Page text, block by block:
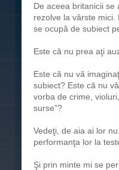
De aceea britanicii
rezolve la vârste
se ocupă de subiect
Este că nu prea aţi
Este că nu vă
subiect? Este că nu
vorba de crime,
surse”?
Vedeţi, de aia ai lor
performanţa lor la
Şi prin minte mi se